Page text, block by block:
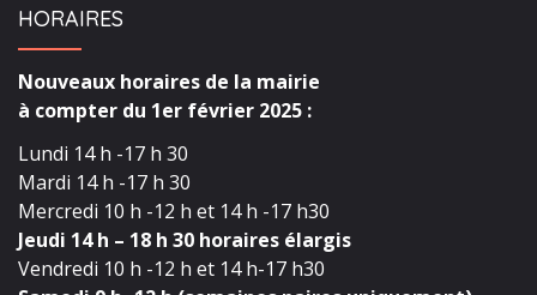
HORAIRES
Nouveaux horaires de la mairie
à compter du 1er février 2025 :
Lundi 14 h -17 h 30
Mardi 14 h -17 h 30
Mercredi 10 h -12 h et 14 h -17 h30
Jeudi 14 h – 18 h 30 horaires élargis
Vendredi 10 h -12 h et 14 h-17 h30